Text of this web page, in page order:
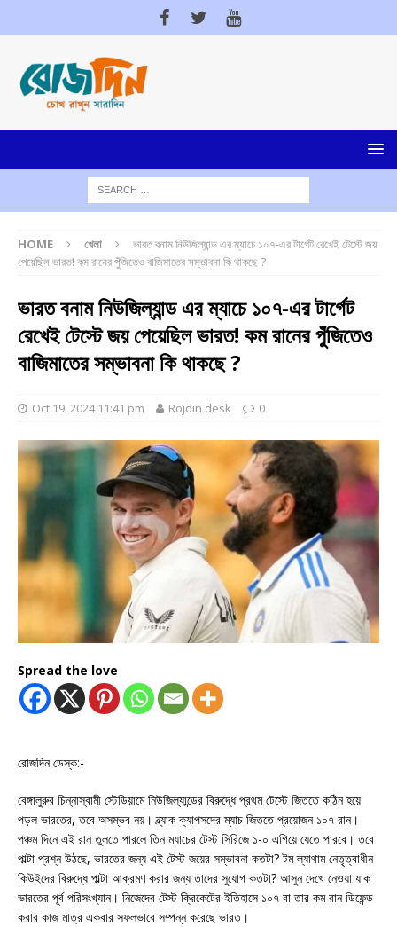
HOME খেলা
ভারত বনাম নিউজিল্যান্ড এর ম্যাচে ১০৭-এর টার্গেট রেখেই টেস্টে জয়
পেয়েছিল ভারত! কম রানের পুঁজিতেও বাজিমাতের সম্ভাবনা কি থাকছে ?
ভারত বনাম নিউজিল্যান্ড এর ম্যাচে ১০৭-এর টার্গেট
রেখেই টেস্টে জয় পেয়েছিল ভারত! কম রানের পুঁজিতেও
বাজিমাতের সম্ভাবনা কি থাকছে ?
Oct 19, 2024 11:41 pm Rojdin desk 0
Spread the love
রোজদিন ডেস্ক:-
বেঙ্গালুরুর চিন্নাস্বামী স্টেডিয়ামে নিউজিল্যান্ডের বিরুদ্ধে প্রথম টেস্টে জিততে কঠিন হয়ে
পড়ল ভারতের, তবে অসম্ভব নয়। ব্ল্যাক ক্যাপসদের ম্যাচ জিততে প্রয়োজন ১০৭ রান।
পঞ্চম দিনে এই রান তুলতে পারলে তিন ম্যাচের টেস্ট সিরিজে ১-০ এগিয়ে যেতে পারবে। তবে
পাল্টা প্রশ্ন উঠছে, ভারতের জন্য এই টেস্ট জয়ের সম্ভাবনা কতটা? টম ল্যাথাম নেতৃত্বাধীন
কিউইদের বিরুদ্ধে পাল্টা আক্রমণ করার জন্য তাদের সুযোগ কতটা? আসুন দেখে নেওয়া যাক
ভারতের পূর্ব পরিসংখ্যান। নিজেদের টেস্ট ক্রিকেটের ইতিহাসে ১০৭ বা তার কম রান ডিফেন্ড
করার কাজ মাত্র একবার সফলভাবে সম্পন্ন করেছে ভারত।